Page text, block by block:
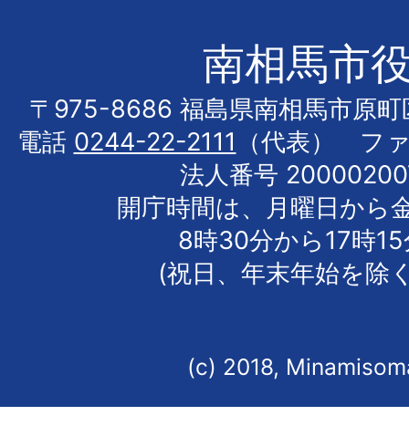
南相馬市
〒975-8686 福島県南相馬市原町
電話 0244-22-2111
（代表） フ
法人番号
開庁時間は、月曜日から
8時30分から17時
(祝日、年末年始を除
(c) 2018,